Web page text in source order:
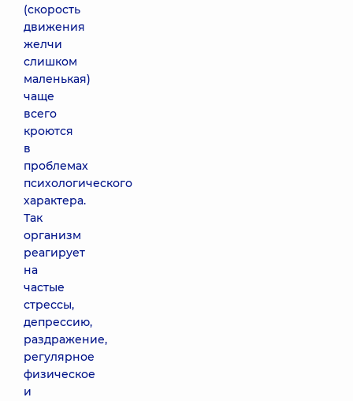
(скорость
движения
желчи
слишком
маленькая)
чаще
всего
кроются
в
проблемах
психологического
характера.
Так
организм
реагирует
на
частые
стрессы,
депрессию,
раздражение,
регулярное
физическое
и